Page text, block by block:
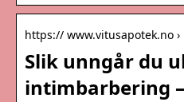
https:// www.vitusapotek.no
Slik unngår du
intimbarbering